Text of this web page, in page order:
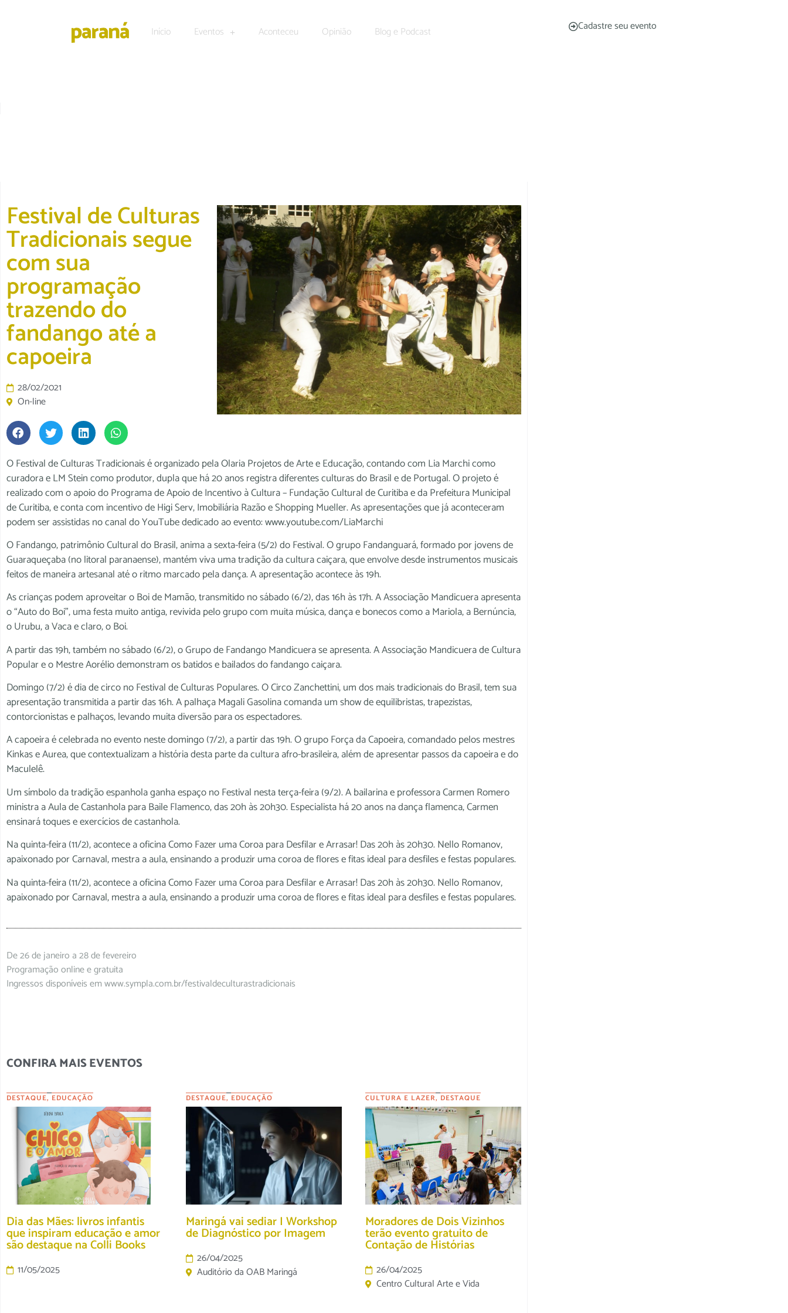
Início Eventos Aconteceu Opinião Blog e Podcast Cadastre seu evento
Festival de Culturas
Tradicionais segue
com sua
programação
trazendo do
fandango até a
capoeira
28/02/2021
On-line
O Festival de Culturas Tradicionais é organizado pela Olaria Projetos de Arte e Educação, contando com Lia Marchi como
curadora e LM Stein como produtor, dupla que há 20 anos registra diferentes culturas do Brasil e de Portugal. O projeto é
realizado com o apoio do Programa de Apoio de Incentivo à Cultura – Fundação Cultural de Curitiba e da Prefeitura Municipal
de Curitiba, e conta com incentivo de Higi Serv, Imobiliária Razão e Shopping Mueller. As apresentações que já aconteceram
podem ser assistidas no canal do YouTube dedicado ao evento: www.youtube.com/LiaMarchi
O Fandango, patrimônio Cultural do Brasil, anima a sexta-feira (5/2) do Festival. O grupo Fandanguará, formado por jovens de
Guaraqueçaba (no litoral paranaense), mantém viva uma tradição da cultura caiçara, que envolve desde instrumentos musicais
feitos de maneira artesanal até o ritmo marcado pela dança. A apresentação acontece às 19h.
As crianças podem aproveitar o Boi de Mamão, transmitido no sábado (6/2), das 16h às 17h. A Associação Mandicuera apresenta
o “Auto do Boi”, uma festa muito antiga, revivida pelo grupo com muita música, dança e bonecos como a Mariola, a Bernúncia,
o Urubu, a Vaca e claro, o Boi.
A partir das 19h, também no sábado (6/2), o Grupo de Fandango Mandicuera se apresenta. A Associação Mandicuera de Cultura
Popular e o Mestre Aorélio demonstram os batidos e bailados do fandango caiçara.
Domingo (7/2) é dia de circo no Festival de Culturas Populares. O Circo Zanchettini, um dos mais tradicionais do Brasil, tem sua
apresentação transmitida a partir das 16h. A palhaça Magali Gasolina comanda um show de equilibristas, trapezistas,
contorcionistas e palhaços, levando muita diversão para os espectadores.
A capoeira é celebrada no evento neste domingo (7/2), a partir das 19h. O grupo Força da Capoeira, comandado pelos mestres
Kinkas e Aurea, que contextualizam a história desta parte da cultura afro-brasileira, além de apresentar passos da capoeira e do
Maculelê.
Um símbolo da tradição espanhola ganha espaço no Festival nesta terça-feira (9/2). A bailarina e professora Carmen Romero
ministra a Aula de Castanhola para Baile Flamenco, das 20h às 20h30. Especialista há 20 anos na dança flamenca, Carmen
ensinará toques e exercícios de castanhola.
Na quinta-feira (11/2), acontece a oficina Como Fazer uma Coroa para Desfilar e Arrasar! Das 20h às 20h30. Nello Romanov,
apaixonado por Carnaval, mestra a aula, ensinando a produzir uma coroa de flores e fitas ideal para desfiles e festas populares.
Na quinta-feira (11/2), acontece a oficina Como Fazer uma Coroa para Desfilar e Arrasar! Das 20h às 20h30. Nello Romanov,
apaixonado por Carnaval, mestra a aula, ensinando a produzir uma coroa de flores e fitas ideal para desfiles e festas populares.
De 26 de janeiro a 28 de fevereiro
Programação online e gratuita
Ingressos disponíveis em www.sympla.com.br/festivaldeculturastradicionais
CONFIRA MAIS EVENTOS
DESTAQUE, EDUCAÇÃO
Dia das Mães: livros infantis
que inspiram educação e amor
são destaque na Colli Books
11/05/2025
DESTAQUE, EDUCAÇÃO
Maringá vai sediar I Workshop
de Diagnóstico por Imagem
26/04/2025
Auditório da OAB Maringá
CULTURA E LAZER, DESTAQUE
Moradores de Dois Vizinhos
terão evento gratuito de
Contação de Histórias
26/04/2025
Centro Cultural Arte e Vida